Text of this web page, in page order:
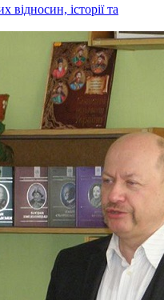
історії та